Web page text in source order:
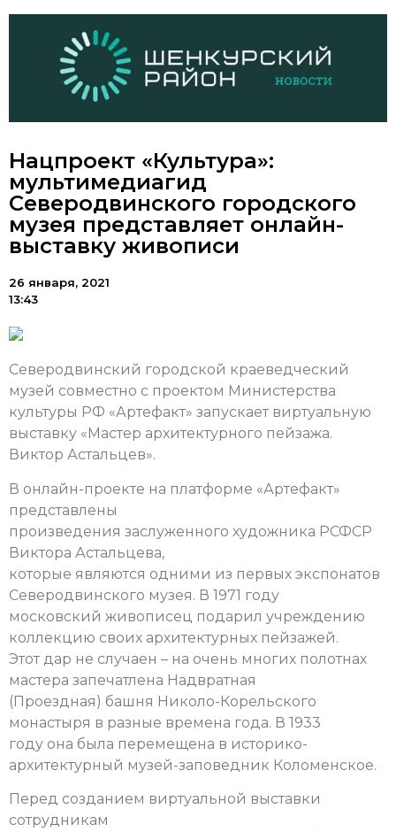
Нацпроект «Культура»:
мультимедиагид
Северодвинского городского
музея представляет онлайн-
выставку живописи
26 января, 2021
13:43
Северодвинский городской краеведческий
музей совместно с проектом Министерства
культуры РФ «Артефакт» запускает виртуальную
выставку «Мастер архитектурного пейзажа.
Виктор Астальцев».
В онлайн-проекте на платформе «Артефакт»
представлены
произведения заслуженного художника РСФСР
Виктора Астальцева,
которые являются одними из первых экспонатов
Северодвинского музея. В 1971 году
московский живописец подарил учреждению
коллекцию своих архитектурных пейзажей.
Этот дар не случаен – на очень многих полотнах
мастера запечатлена Надвратная
(Проездная) башня Николо-Корельского
монастыря в разные времена года. В 1933
году она была перемещена в историко-
архитектурный музей-заповедник Коломенское.
Перед созданием виртуальной выставки
сотрудникам